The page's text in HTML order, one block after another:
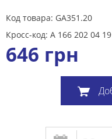
Код товара: GA351.20
Кросс-код: A 166 202 04 19
646 грн